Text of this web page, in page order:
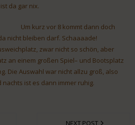
da gar nix.
Um kurz vor 8 kommt dann doch
nicht bleiben darf. Schaaaade!
zwar nicht so schön, aber
an einem großen Spiel– und Bootsplatz
Die Auswahl war nicht allzu groß, also
ist es dann immer ruhig.
NEXT POST